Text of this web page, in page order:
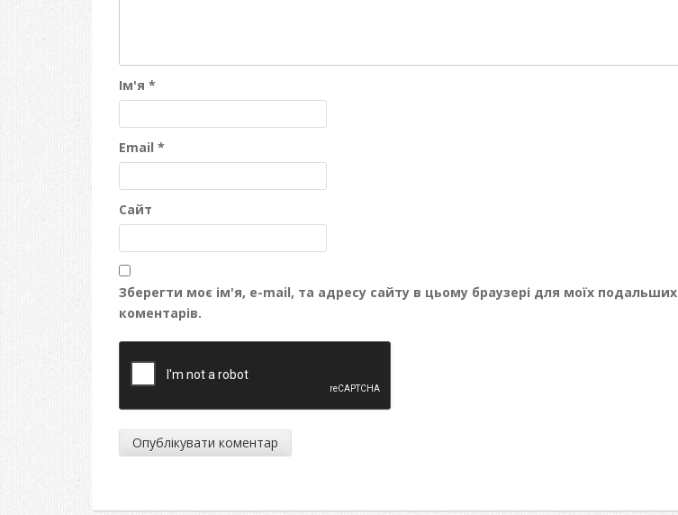
Ім'я *
Email *
Сайт
Зберегти моє ім'я, e-mail, та адресу сайту в цьому браузері для моїх подальших
коментарів.